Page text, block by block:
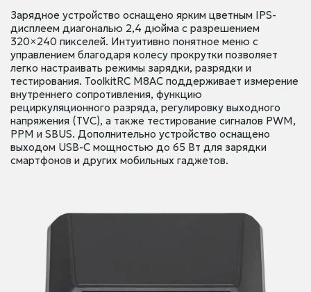
Зарядное устройство оснащено ярким цветным IPS-
дисплеем диагональю 2,4 дюйма с разрешением
320×240 пикселей. Интуитивно понятное меню с
управлением благодаря колесу прокрутки позволяет
легко настраивать режимы зарядки, разрядки и
тестирования. ToolkitRC M8AC поддерживает измерение
внутреннего сопротивления, функцию
рециркуляционного разряда, регулировку выходного
напряжения (TVC), а также тестирование сигналов PWM,
PPM и SBUS. Дополнительно устройство оснащено
выходом USB-C мощностью до 65 Вт для зарядки
смартфонов и других мобильных гаджетов.